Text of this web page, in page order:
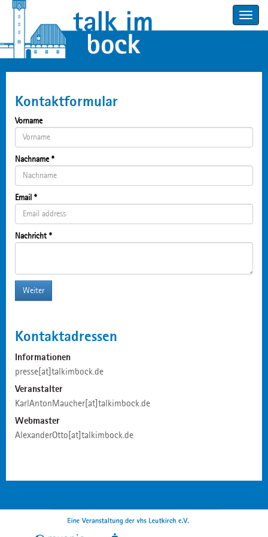
Toggle
Kontaktformular
Vorname
Nachname*
Email *
Nachricht *
Weiter
Kontaktadressen
Informationen
presse[at]talkimbock.de
Veranstalter
KarlAntonMaucher[at]talkimbock.de
Webmaster
AlexanderOtto[at]talkimbock.de